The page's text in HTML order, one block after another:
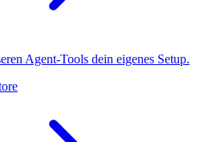
Agent-Tools dein eigenes Setup.